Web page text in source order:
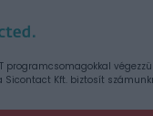
programcsomagokkal
Kft. biztosít